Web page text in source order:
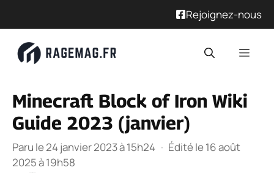
Rejoignez-nous
Minecraft Block of Iron Wiki
Guide 2023 (janvier)
Paru le 24 janvier 2023 à 15h24 · Édité le 16 août
2025 à 19h58